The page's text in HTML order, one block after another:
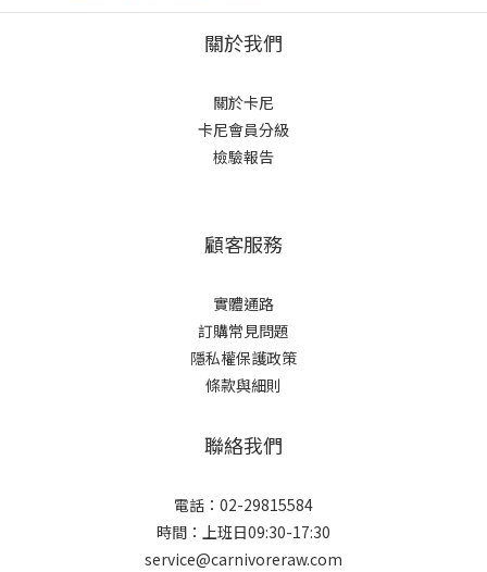
關於我們
關於卡尼
卡尼會員分級
檢驗報告
顧客服務
實體通路
訂購常見問題
隱私權保護政策
條款與細則
聯絡我們
電話：02-29815584
時間：上班日09:30-17:30
service@carnivoreraw.com